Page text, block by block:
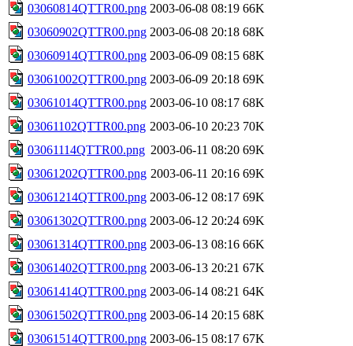
03060814QTTR00.png 2003-06-08 08:19 66K
03060902QTTR00.png 2003-06-08 20:18 68K
03060914QTTR00.png 2003-06-09 08:15 68K
03061002QTTR00.png 2003-06-09 20:18 69K
03061014QTTR00.png 2003-06-10 08:17 68K
03061102QTTR00.png 2003-06-10 20:23 70K
03061114QTTR00.png 2003-06-11 08:20 69K
03061202QTTR00.png 2003-06-11 20:16 69K
03061214QTTR00.png 2003-06-12 08:17 69K
03061302QTTR00.png 2003-06-12 20:24 69K
03061314QTTR00.png 2003-06-13 08:16 66K
03061402QTTR00.png 2003-06-13 20:21 67K
03061414QTTR00.png 2003-06-14 08:21 64K
03061502QTTR00.png 2003-06-14 20:15 68K
03061514QTTR00.png 2003-06-15 08:17 67K